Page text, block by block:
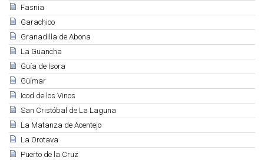
Fasnia
Garachico
Granadilla de Abona
La Guancha
Guía de Isora
Güímar
Icod de los Vinos
San Cristóbal de La Laguna
La Matanza de Acentejo
La Orotava
Puerto de la Cruz